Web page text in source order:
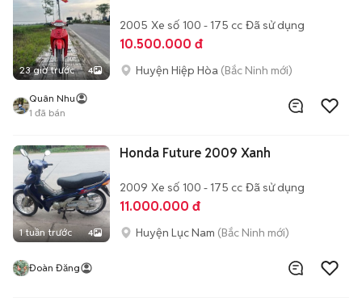
23 giờ trước 4
2005 Xe số 100 - 175 cc Đã sử dụng
10.500.000 đ
Huyện Hiệp Hòa (Bắc Ninh mới)
Quân Nhu
1 đã bán
1 tuần trước 4
Honda Future 2009 Xanh
2009 Xe số 100 - 175 cc Đã sử dụng
11.000.000 đ
Huyện Lục Nam (Bắc Ninh mới)
Đoàn Đăng